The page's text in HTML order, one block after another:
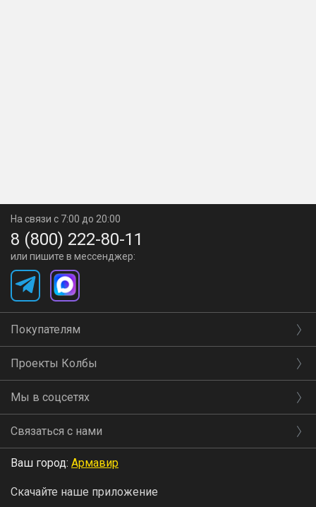
На связи с 7:00 до 20:00
8 (800) 222-80-11
или пишите в мессенджер:
Покупателям
Проекты Колбы
Мы в соцсетях
Связаться с нами
Ваш город: Армавир
Скачайте наше приложение